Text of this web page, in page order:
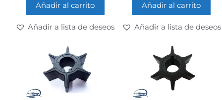
Añadir al carrito
Añadir a lista de deseos
Añadir al carrito
Añadir a lista de deseos